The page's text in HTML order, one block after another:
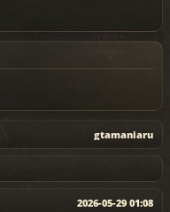
gtamaniaru
2026-05-29 01:08